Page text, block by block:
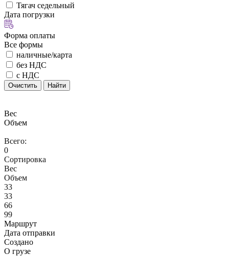
Тягач седельный
Дата погрузки
Форма оплаты
Все формы
наличные/карта
без НДС
с НДС
Очистить Найти
Вес
Объем
Всего:
0
Сортировка
Вес
Объем
33
33
66
99
Маршрут
Дата отправки
Создано
О грузе